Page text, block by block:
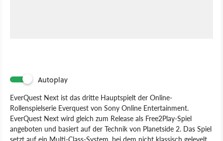
Autoplay
EverQuest Next ist das dritte Hauptspielt der Online-
Rollenspielserie Everquest von Sony Online Entertainment.
EverQuest Next wird gleich zum Release als Free2Play-Spiel
angeboten und basiert auf der Technik von Planetside 2. Das Spiel
setzt auf ein Multi-Class-System, bei dem nicht klassisch gelevelt